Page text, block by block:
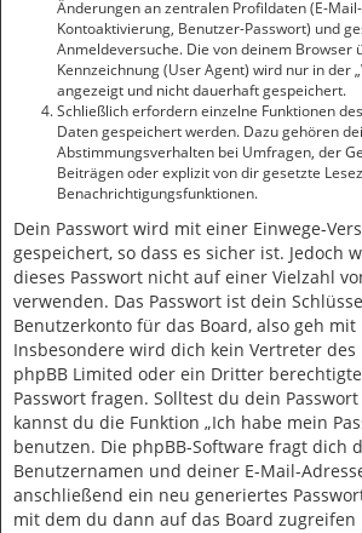
Änderungen an zentralen Profildaten (E-
Kontoaktivierung, Benutzer-Passwort) und
Anmeldeversuche. Die von deinem Browser
Kennzeichnung (User Agent) wird nur in der
angezeigt und nicht dauerhaft gespeichert.
Schließlich erfordern einzelne Funktionen
Daten gespeichert werden. Dazu gehören
Abstimmungsverhalten bei Umfragen, der
Beiträgen oder explizit von dir gesetzte
Benachrichtigungsfunktionen.
Dein Passwort wird mit einer Einwege-
gespeichert, so dass es sicher ist. Jedoch
dieses Passwort nicht auf einer Vielzahl
verwenden. Das Passwort ist dein
Benutzerkonto für das Board, also geh
Insbesondere wird dich kein Vertreter des
phpBB Limited oder ein Dritter
Passwort fragen. Solltest du dein
kannst du die Funktion „Ich habe mein
benutzen. Die phpBB-Software fragt dich
Benutzernamen und deiner E-Mail-
anschließend ein neu generiertes
mit dem du dann auf das Board zugreifen